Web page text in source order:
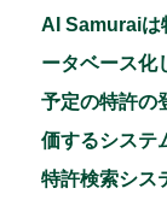
AI Samuraiは
ータベース化
予定の特許の
価するシステ
特許検索シス